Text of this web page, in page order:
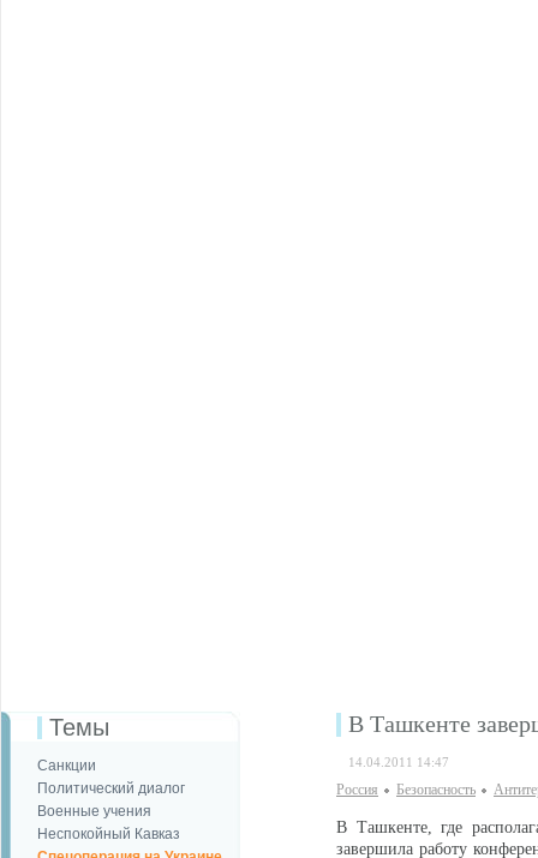
Темы
Санкции
Политический диалог
Военные учения
Неспокойный Кавказ
В Ташкенте
14.04.2011 14:47
Россия Безопаcность
В Ташкенте, где
завершила работу